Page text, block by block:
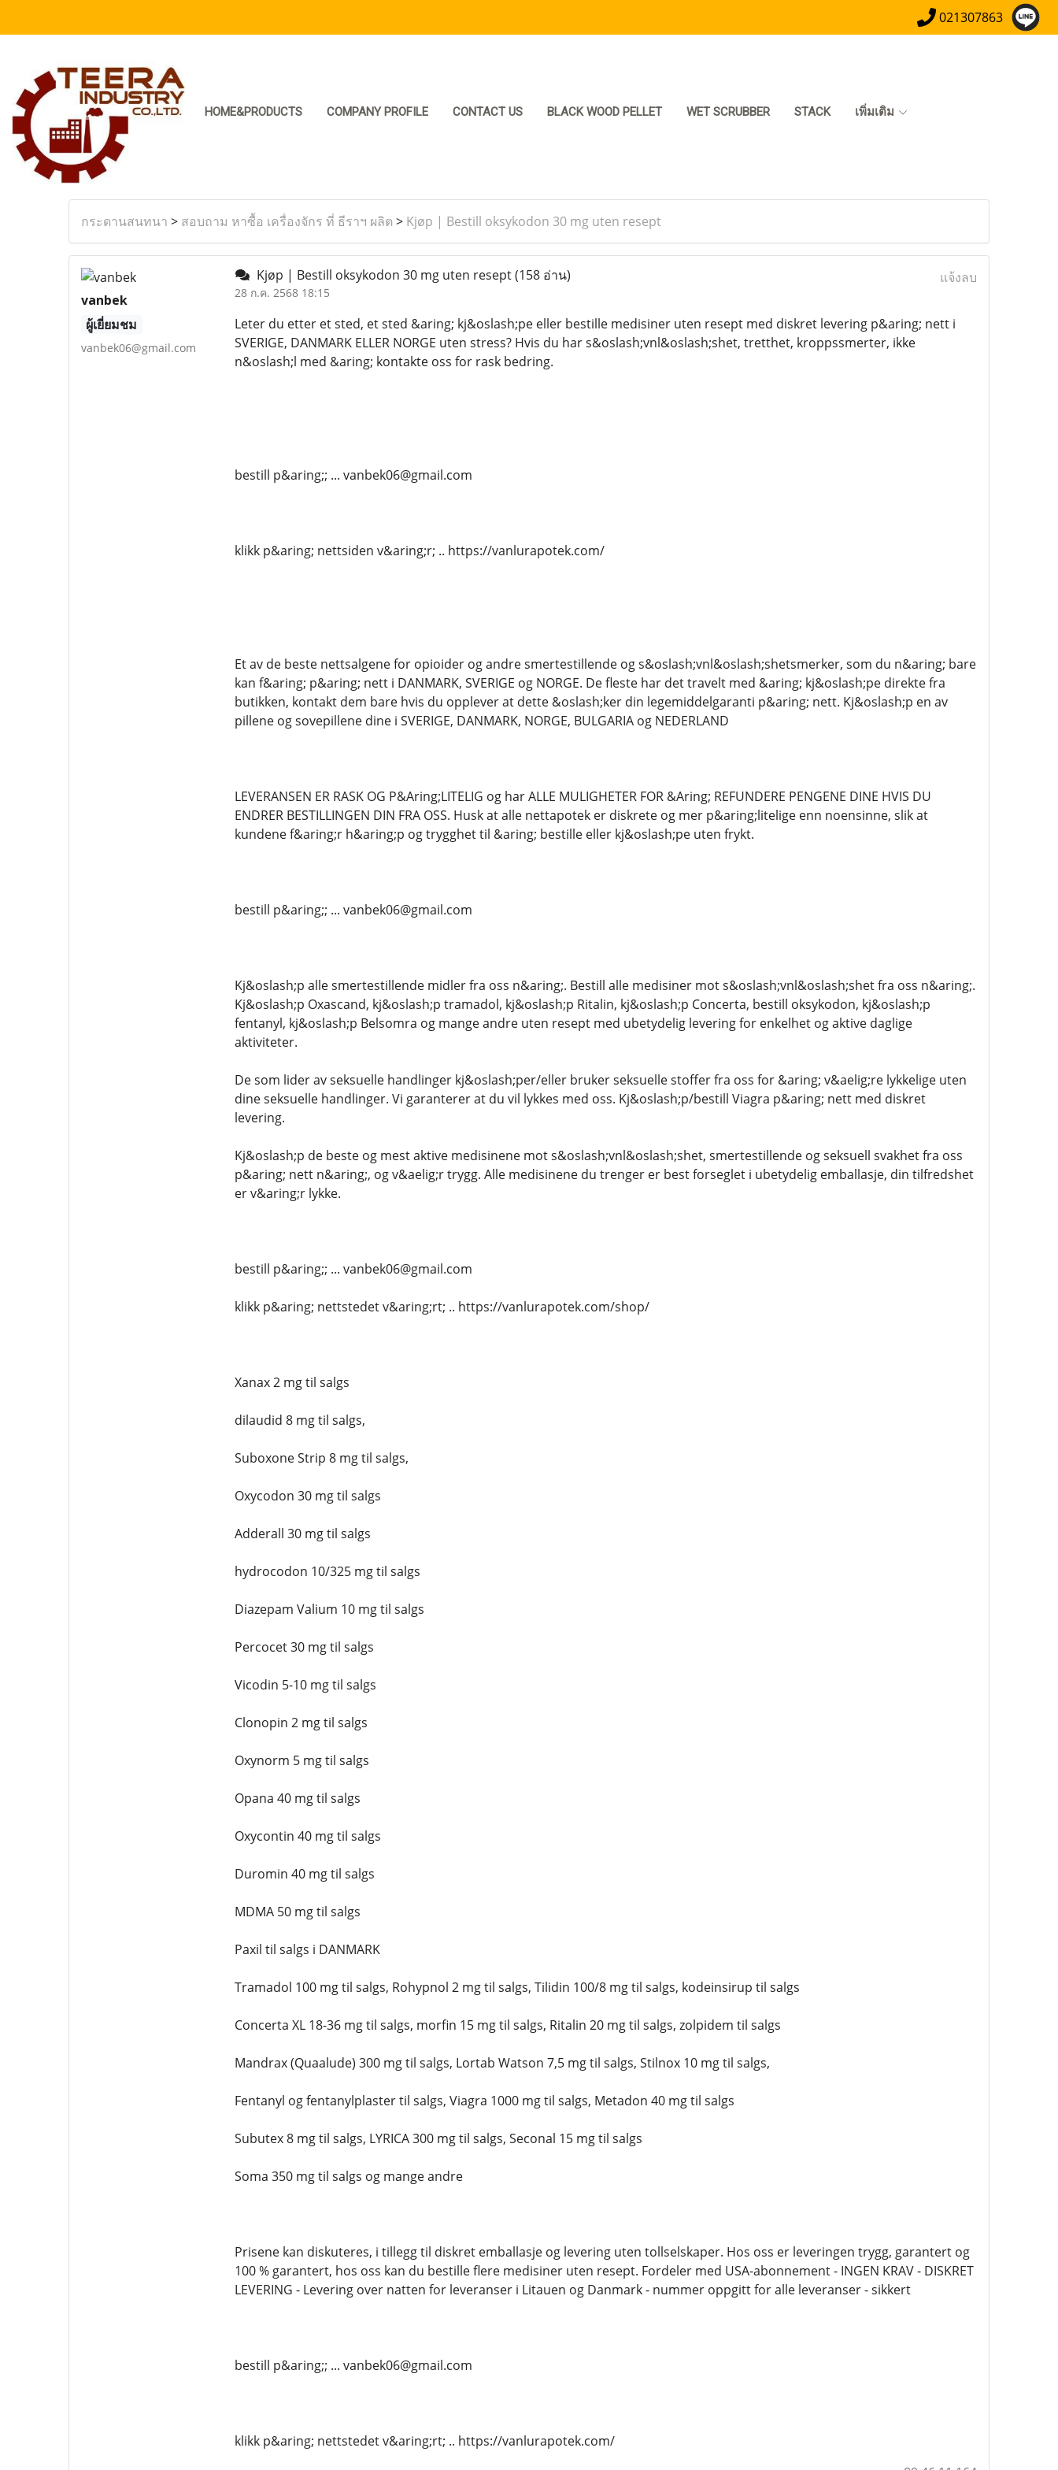
021307863
HOME&PRODUCTS COMPANY PROFILE CONTACT US BLACK WOOD PELLET WET SCRUBBER STACK เพิ่มเติม
กระดานสนทนา > สอบถาม หาซื้อ เครื่องจักร ที่ ธีราฯ ผลิต > Kjøp | Bestill oksykodon 30 mg uten resept
vanbek
ผู้เยี่ยมชม
vanbek06@gmail.com
Kjøp | Bestill oksykodon 30 mg uten resept(158 อ่าน)
28 ก.ค. 2568 18:15
แจ้งลบ
Leter du etter et sted, et sted &aring; kj&oslash;pe eller bestille medisiner uten resept med diskret levering p&aring; nett i
SVERIGE, DANMARK ELLER NORGE uten stress? Hvis du har s&oslash;vnl&oslash;shet, tretthet, kroppssmerter, ikke
n&oslash;l med &aring; kontakte oss for rask bedring.
bestill p&aring;; ... vanbek06@gmail.com
klikk p&aring; nettsiden v&aring;r; .. https://vanlurapotek.com/
Et av de beste nettsalgene for opioider og andre smertestillende og s&oslash;vnl&oslash;shetsmerker, som du n&aring; bare
kan f&aring; p&aring; nett i DANMARK, SVERIGE og NORGE. De fleste har det travelt med &aring; kj&oslash;pe direkte fra
butikken, kontakt dem bare hvis du opplever at dette &oslash;ker din legemiddelgaranti p&aring; nett. Kj&oslash;p en av
pillene og sovepillene dine i SVERIGE, DANMARK, NORGE, BULGARIA og NEDERLAND
LEVERANSEN ER RASK OG P&Aring;LITELIG og har ALLE MULIGHETER FOR &Aring; REFUNDERE PENGENE DINE HVIS DU
ENDRER BESTILLINGEN DIN FRA OSS. Husk at alle nettapotek er diskrete og mer p&aring;litelige enn noensinne, slik at
kundene f&aring;r h&aring;p og trygghet til &aring; bestille eller kj&oslash;pe uten frykt.
bestill p&aring;; ... vanbek06@gmail.com
Kj&oslash;p alle smertestillende midler fra oss n&aring;. Bestill alle medisiner mot s&oslash;vnl&oslash;shet fra oss n&aring;.
Kj&oslash;p Oxascand, kj&oslash;p tramadol, kj&oslash;p Ritalin, kj&oslash;p Concerta, bestill oksykodon, kj&oslash;p
fentanyl, kj&oslash;p Belsomra og mange andre uten resept med ubetydelig levering for enkelhet og aktive daglige
aktiviteter.
De som lider av seksuelle handlinger kj&oslash;per/eller bruker seksuelle stoffer fra oss for &aring; v&aelig;re lykkelige uten
dine seksuelle handlinger. Vi garanterer at du vil lykkes med oss. Kj&oslash;p/bestill Viagra p&aring; nett med diskret
levering.
Kj&oslash;p de beste og mest aktive medisinene mot s&oslash;vnl&oslash;shet, smertestillende og seksuell svakhet fra oss
p&aring; nett n&aring;, og v&aelig;r trygg. Alle medisinene du trenger er best forseglet i ubetydelig emballasje, din tilfredshet
er v&aring;r lykke.
bestill p&aring;; ... vanbek06@gmail.com
klikk p&aring; nettstedet v&aring;rt; .. https://vanlurapotek.com/shop/
Xanax 2 mg til salgs
dilaudid 8 mg til salgs,
Suboxone Strip 8 mg til salgs,
Oxycodon 30 mg til salgs
Adderall 30 mg til salgs
hydrocodon 10/325 mg til salgs
Diazepam Valium 10 mg til salgs
Percocet 30 mg til salgs
Vicodin 5-10 mg til salgs
Clonopin 2 mg til salgs
Oxynorm 5 mg til salgs
Opana 40 mg til salgs
Oxycontin 40 mg til salgs
Duromin 40 mg til salgs
MDMA 50 mg til salgs
Paxil til salgs i DANMARK
Tramadol 100 mg til salgs, Rohypnol 2 mg til salgs, Tilidin 100/8 mg til salgs, kodeinsirup til salgs
Concerta XL 18-36 mg til salgs, morfin 15 mg til salgs, Ritalin 20 mg til salgs, zolpidem til salgs
Mandrax (Quaalude) 300 mg til salgs, Lortab Watson 7,5 mg til salgs, Stilnox 10 mg til salgs,
Fentanyl og fentanylplaster til salgs, Viagra 1000 mg til salgs, Metadon 40 mg til salgs
Subutex 8 mg til salgs, LYRICA 300 mg til salgs, Seconal 15 mg til salgs
Soma 350 mg til salgs og mange andre
Prisene kan diskuteres, i tillegg til diskret emballasje og levering uten tollselskaper. Hos oss er leveringen trygg, garantert og
100 % garantert, hos oss kan du bestille flere medisiner uten resept. Fordeler med USA-abonnement - INGEN KRAV - DISKRET
LEVERING - Levering over natten for leveranser i Litauen og Danmark - nummer oppgitt for alle leveranser - sikkert
bestill p&aring;; ... vanbek06@gmail.com
klikk p&aring; nettstedet v&aring;rt; .. https://vanlurapotek.com/